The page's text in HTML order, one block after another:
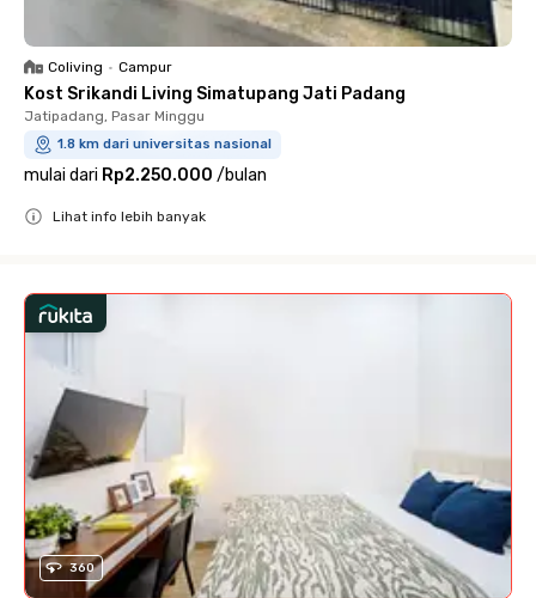
Coliving • Campur
Kost Srikandi Living Simatupang Jati Padang
Jatipadang, Pasar Minggu
1.8 km dari universitas nasional
mulai dari Rp2.250.000 /bulan
Lihat info lebih banyak
360